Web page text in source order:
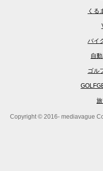
くる
バイ
自
ゴル
Copyright © 2016- mediavague